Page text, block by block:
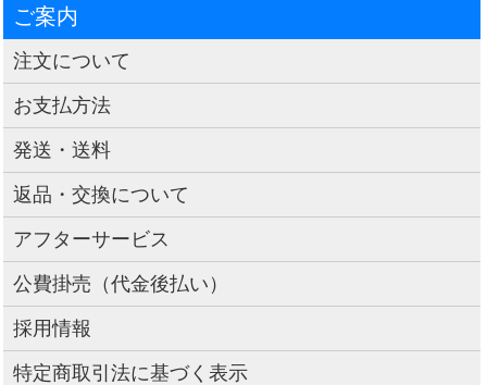
ご案内
注文について
お支払方法
発送・送料
返品・交換について
アフターサービス
公費掛売（代金後払い）
採用情報
特定商取引法に基づく表示